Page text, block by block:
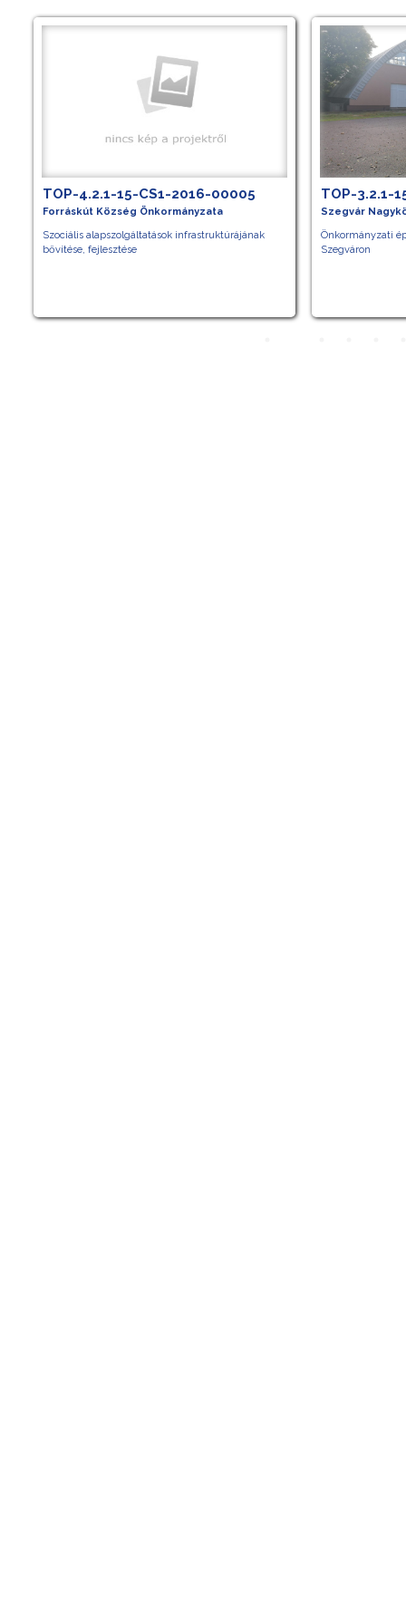
TOP-4.2.1-15-CS1-2016-00005
Forráskút Község Önkormányzata
Szociális alapszolgáltatások infrastruktúrájának
bővítése, fejlesztése
TOP-3.2.1-
Szegvár
Önkormányzati
Szegváron